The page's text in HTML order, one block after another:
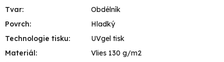
Tvar:
Obdélník
Povrch:
Hladký
Technologie tisku:
UVgel tisk
Materiál:
Vlies 130 g/m2